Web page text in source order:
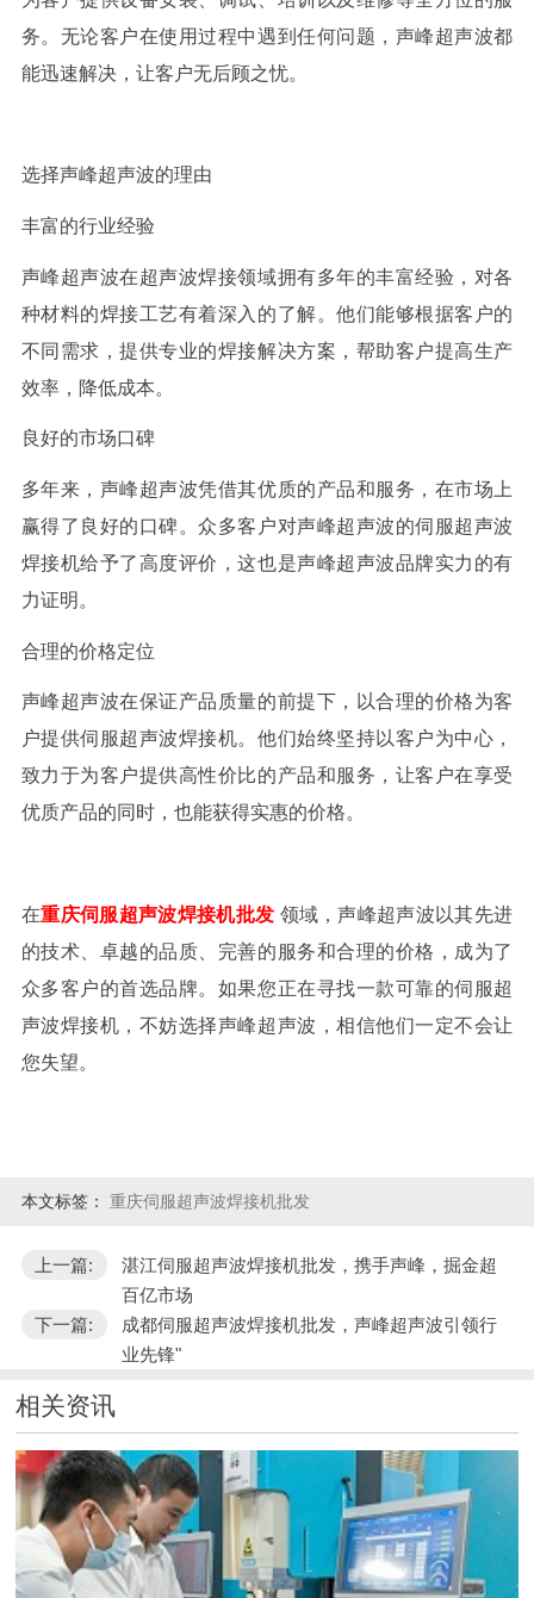
务。无论客户在使用过程中遇到任何问题，声峰超声波都
能迅速解决，让客户无后顾之忧。
选择声峰超声波的理由
丰富的行业经验
声峰超声波在超声波焊接领域拥有多年的丰富经验，对各
种材料的焊接工艺有着深入的了解。他们能够根据客户的
不同需求，提供专业的焊接解决方案，帮助客户提高生产
效率，降低成本。
良好的市场口碑
多年来，声峰超声波凭借其优质的产品和服务，在市场上
赢得了良好的口碑。众多客户对声峰超声波的伺服超声波
焊接机给予了高度评价，这也是声峰超声波品牌实力的有
力证明。
合理的价格定位
声峰超声波在保证产品质量的前提下，以合理的价格为客
户提供伺服超声波焊接机。他们始终坚持以客户为中心，
致力于为客户提供高性价比的产品和服务，让客户在享受
优质产品的同时，也能获得实惠的价格。
在重庆伺服超声波焊接机批发 领域，声峰超声波以其先进
的技术、卓越的品质、完善的服务和合理的价格，成为了
众多客户的首选品牌。如果您正在寻找一款可靠的伺服超
声波焊接机，不妨选择声峰超声波，相信他们一定不会让
您失望。
本文标签： 重庆伺服超声波焊接机批发
上一篇:
湛江伺服超声波焊接机批发，携手声峰，掘金超
百亿市场
下一篇:
成都伺服超声波焊接机批发，声峰超声波引领行
业先锋"
相关资讯